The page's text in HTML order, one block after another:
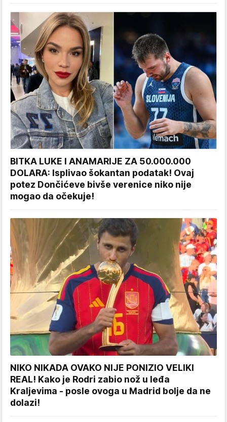
BITKA LUKE I ANAMARIJE ZA 50.000.000
DOLARA: Isplivao šokantan podatak! Ovaj
potez Dončićeve bivše verenice niko nije
mogao da očekuje!
NIKO NIKADA OVAKO NIJE PONIZIO VELIKI
REAL! Kako je Rodri zabio nož u leđa
Kraljevima - posle ovoga u Madrid bolje da ne
dolazi!